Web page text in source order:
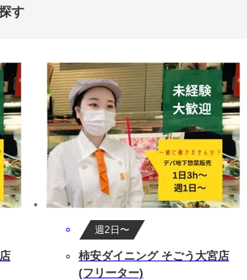
す
週2日〜
柿安ダイニング そごう大宮店
(フリーター)